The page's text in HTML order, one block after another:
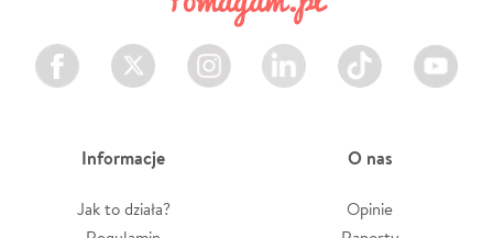
Facebook Twitter Instagram LinkedIn TikTok Youtube
Informacje
Jak to działa?
O nas
Opinie